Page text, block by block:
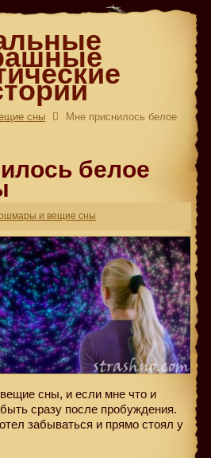
сны
Мне приснилось белое
белое
и вещие сны
сны, и если мне что и
сразу после пробуждения.
забываться и прямо стоял у